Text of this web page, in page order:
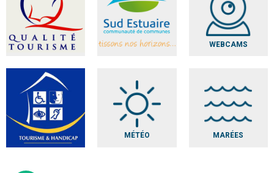
WEBCAMS
MÉTÉO MARÉES